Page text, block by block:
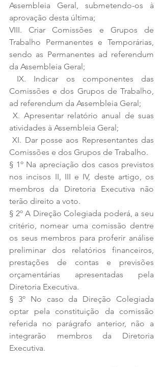
Assembleia Geral, submetendo-os à
aprovação desta última;
VIII. Criar Comissões e Grupos de
Trabalho Permanentes e Temporárias,
sendo as Permanentes ad referendum
da Assembleia Geral;
Comissões e dos Grupos de Trabalho,
ad referendum da Assembleia Geral;
X. Apresentar relatório anual de suas
atividades à Assembleia Geral;
XI. Dar posse aos Representantes das
Comissões e dos Grupos de Trabalho.
§ 1º Na apreciação dos casos previstos
nos incisos II, III e IV, deste artigo, os
membros da Diretoria Executiva não
terão direito a voto.
§ 2º A Direção Colegiada poderá, a seu
critério, nomear uma comissão dentre
os seus membros para proferir análise
preliminar dos relatórios financeiros,
prestações de contas e previsões
orçamentárias apresentadas pela
Diretoria Executiva.
§ 3º No caso da Direção Colegiada
optar pela constituição da comissão
referida no parágrafo anterior, não a
integrarão membros da Diretoria
Executiva.